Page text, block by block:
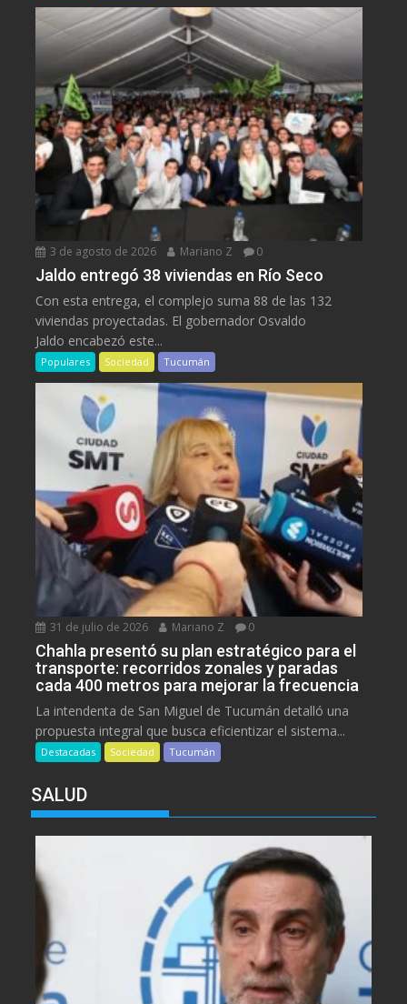
3 de agosto de 2026 Mariano Z 0
Jaldo entregó 38 viviendas en Río Seco
Con esta entrega, el complejo suma 88 de las 132
viviendas proyectadas. El gobernador Osvaldo
Jaldo encabezó este...
Populares Sociedad Tucumán
31 de julio de 2026 Mariano Z 0
Chahla presentó su plan estratégico para el
transporte: recorridos zonales y paradas
cada 400 metros para mejorar la frecuencia
La intendenta de San Miguel de Tucumán detalló una
propuesta integral que busca eficientizar el sistema...
Destacadas Sociedad Tucumán
SALUD